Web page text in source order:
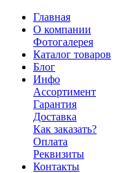
Главная
О компании
Фотогалерея
Каталог товаров
Блог
Инфо
Ассортимент
Гарантия
Доставка
Как заказать?
Оплата
Реквизиты
Контакты